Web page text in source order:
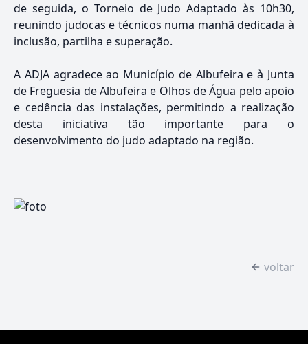
de seguida, o Torneio de Judo Adaptado às 10h30,
reunindo judocas e técnicos numa manhã dedicada à
inclusão, partilha e superação.
A ADJA agradece ao Município de Albufeira e à Junta
de Freguesia de Albufeira e Olhos de Água pelo apoio
e cedência das instalações, permitindo a realização
desta iniciativa tão importante para o
desenvolvimento do judo adaptado na região.
voltar